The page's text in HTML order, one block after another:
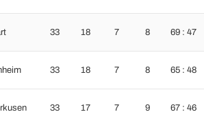
33 18 7 8 69 : 47
33 18 7 8 65 : 48
33 17 7 9 67 : 46